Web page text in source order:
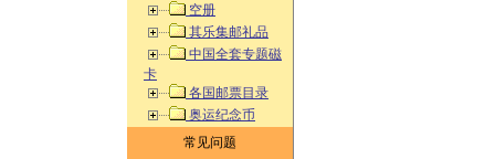
空册
其乐集邮礼品
中国全套专题磁
卡
各国邮票目录
奥运纪念币
常见问题